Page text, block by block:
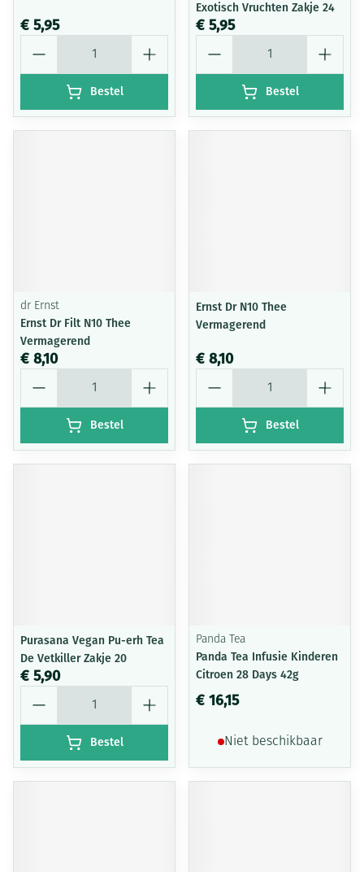
€ 5,95
Bestel
Exotisch Vruchten Zakje 24
€ 5,95
Bestel
dr Ernst
Ernst Dr Filt N10 Thee
Vermagerend
€ 8,10
Bestel
Ernst Dr N10 Thee
Vermagerend
€ 8,10
Bestel
Purasana Vegan Pu-erh Tea
De Vetkiller Zakje 20
€ 5,90
Bestel
Panda Tea
Panda Tea Infusie Kinderen
Citroen 28 Days 42g
€ 16,15
Niet beschikbaar